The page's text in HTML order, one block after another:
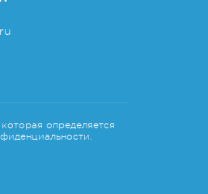
определяется